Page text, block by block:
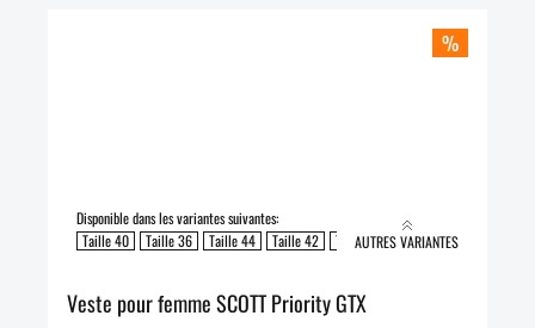
%
Disponible dans les variantes suivantes:
Taille 40
Taille 36 Taille 44 Taille 42 Taille 46
AUTRES VARIANTES
Veste pour femme SCOTT Priority GTX